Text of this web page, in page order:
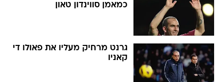
כמאמן סווינדון טאון
גרנט מרחיק מעליו את פאולו די
קאניו